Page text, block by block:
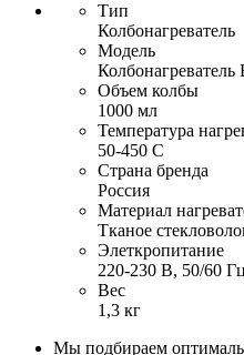
Тип
Колбонагреватель
Модель
Колбонагреватель
Объем колбы
1000 мл
Температура
50-450 С
Страна бренда
Россия
Материал
Тканое
Элеткропитание
220-230 В, 50/60 Гц
Вес
1,3 кг
Мы подбираем